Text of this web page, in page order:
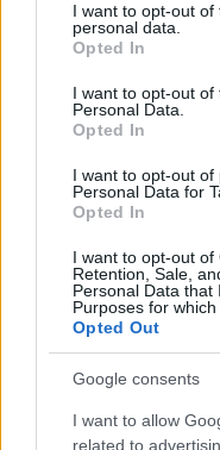
not limited to your visit
grant or deny consent
use your data for
consent section.
I want to opt-out
personal data.
Opted In
I want to opt-out of
Personal Data.
Opted In
I want to opt-out of
Personal Data for
Opted In
I want to opt-out of
Retention, Sale,
Personal Data that
Purposes for which
Opted Out
Google consents
I want to allow
related to
Népszerű